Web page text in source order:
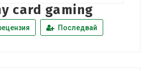
card gaming
Последвай